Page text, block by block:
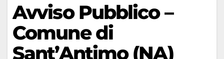
Avviso Pubblico –
Comune di
Sant’Antimo (NA)